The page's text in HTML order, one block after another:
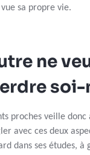
sa propre vie.
ne
soi-
proches veille
avec ces deux
dans ses études, à